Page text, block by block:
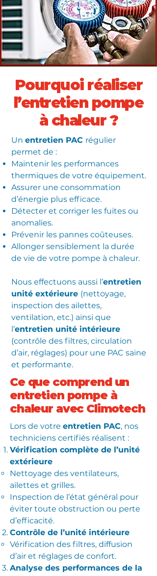
Pourquoi réaliser
l’entretien pompe
à chaleur ?
Un entretien PAC régulier
permet de :
Maintenir les performances
thermiques de votre équipement.
Assurer une consommation
d’énergie plus efficace.
Détecter et corriger les fuites ou
anomalies.
Prévenir les pannes coûteuses.
Allonger sensiblement la durée
de vie de votre pompe à chaleur.
Nous effectuons aussi l’entretien
unité extérieure (nettoyage,
inspection des ailettes,
ventilation, etc.) ainsi que
l’entretien unité intérieure
(contrôle des filtres, circulation
d’air, réglages) pour une PAC saine
et performante.
Ce que comprend un
entretien pompe à
chaleur avec Climotech
Lors de votre entretien PAC, nos
techniciens certifiés réalisent :
Vérification complète de l’unité
extérieure
Nettoyage des ventilateurs,
ailettes et grilles.
Inspection de l’état général pour
éviter toute obstruction ou perte
d’efficacité.
Contrôle de l’unité intérieure
Vérification des filtres, diffusion
d’air et réglages de confort.
Analyse des performances de la